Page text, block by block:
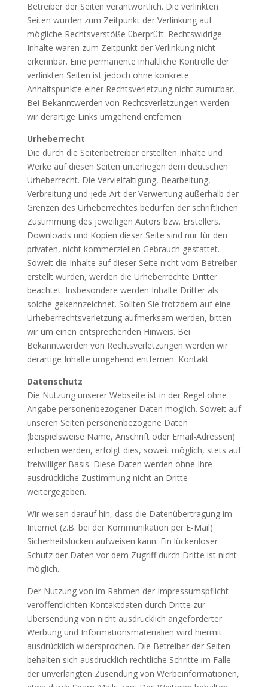
Betreiber der Seiten verantwortlich. Die verlinkten
Seiten wurden zum Zeitpunkt der Verlinkung auf
mögliche Rechtsverstöße überprüft. Rechtswidrige
Inhalte waren zum Zeitpunkt der Verlinkung nicht
erkennbar. Eine permanente inhaltliche Kontrolle der
verlinkten Seiten ist jedoch ohne konkrete
Anhaltspunkte einer Rechtsverletzung nicht zumutbar.
Bei Bekanntwerden von Rechtsverletzungen werden
wir derartige Links umgehend entfernen.
Urheberrecht
Die durch die Seitenbetreiber erstellten Inhalte und
Werke auf diesen Seiten unterliegen dem deutschen
Urheberrecht. Die Vervielfältigung, Bearbeitung,
Verbreitung und jede Art der Verwertung außerhalb der
Grenzen des Urheberrechtes bedürfen der schriftlichen
Zustimmung des jeweiligen Autors bzw. Erstellers.
Downloads und Kopien dieser Seite sind nur für den
privaten, nicht kommerziellen Gebrauch gestattet.
Soweit die Inhalte auf dieser Seite nicht vom Betreiber
erstellt wurden, werden die Urheberrechte Dritter
beachtet. Insbesondere werden Inhalte Dritter als
solche gekennzeichnet. Sollten Sie trotzdem auf eine
Urheberrechtsverletzung aufmerksam werden, bitten
wir um einen entsprechenden Hinweis. Bei
Bekanntwerden von Rechtsverletzungen werden wir
derartige Inhalte umgehend entfernen. Kontakt
Datenschutz
Die Nutzung unserer Webseite ist in der Regel ohne
Angabe personenbezogener Daten möglich. Soweit auf
unseren Seiten personenbezogene Daten
(beispielsweise Name, Anschrift oder Email-Adressen)
erhoben werden, erfolgt dies, soweit möglich, stets auf
freiwilliger Basis. Diese Daten werden ohne Ihre
ausdrückliche Zustimmung nicht an Dritte
weitergegeben.
Wir weisen darauf hin, dass die Datenübertragung im
Internet (z.B. bei der Kommunikation per E-Mail)
Sicherheitslücken aufweisen kann. Ein lückenloser
Schutz der Daten vor dem Zugriff durch Dritte ist nicht
möglich.
Der Nutzung von im Rahmen der Impressumspflicht
veröffentlichten Kontaktdaten durch Dritte zur
Übersendung von nicht ausdrücklich angeforderter
Werbung und Informationsmaterialien wird hiermit
ausdrücklich widersprochen. Die Betreiber der Seiten
behalten sich ausdrücklich rechtliche Schritte im Falle
der unverlangten Zusendung von Werbeinformationen,